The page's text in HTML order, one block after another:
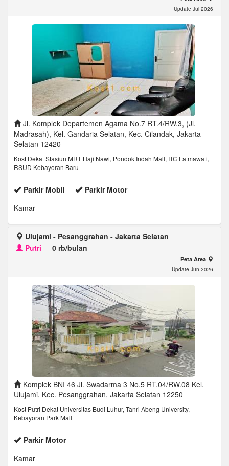
Update Jul 2026
Jl. Komplek Departemen Agama No.7 RT.4/RW.3, (Jl.
Madrasah), Kel. Gandaria Selatan, Kec. Cilandak, Jakarta
Selatan 12420
Kost Dekat Stasiun MRT Haji Nawi, Pondok Indah Mall, ITC Fatmawati,
RSUD Kebayoran Baru
Parkir Mobil
Parkir Motor
Kamar
Ulujami - Pesanggrahan - Jakarta Selatan
Putri - 0 rb/bulan
Peta Area
Update Jun 2026
Komplek BNI 46 Jl. Swadarma 3 No.5 RT.04/RW.08 Kel.
Ulujami, Kec. Pesanggrahan, Jakarta Selatan 12250
Kost Putri Dekat Universitas Budi Luhur, Tanri Abeng University,
Kebayoran Park Mall
Parkir Motor
Kamar